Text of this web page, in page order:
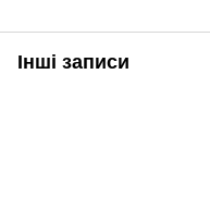
Інші записи